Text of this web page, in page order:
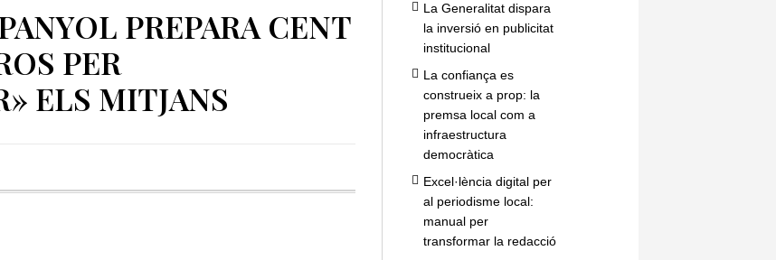
PREPARA CENT
PER
ELS MITJANS
La Generalitat dispara
la inversió en publicitat
institucional
La confiança es
construeix a prop: la
premsa local com a
infraestructura
democràtica
Excel·lència digital per
al periodisme local:
manual per
transformar la redacció